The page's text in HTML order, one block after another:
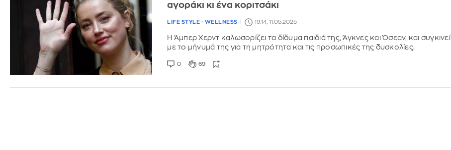
αγοράκι κι ένα κοριτσάκι
LIFE STYLE - WELLNESS 19:14, 11.05.2025
Η Άμπερ Χερντ καλωσορίζει τα δίδυμα παιδιά της, Άγκνες και Όσεαν, και συγκινεί
με το μήνυμά της για τη μητρότητα και τις προσωπικές της δυσκολίες.
0 69